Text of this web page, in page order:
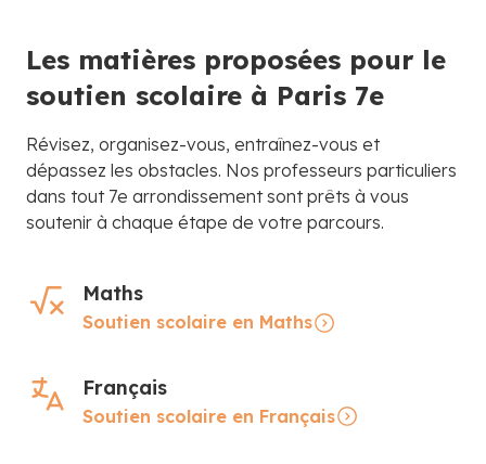
Les matières proposées pour le
soutien scolaire à Paris 7e
Révisez, organisez-vous, entraînez-vous et
dépassez les obstacles. Nos professeurs particuliers
dans tout 7e arrondissement sont prêts à vous
soutenir à chaque étape de votre parcours.
Maths
Soutien scolaire en Maths
Français
Soutien scolaire en Français